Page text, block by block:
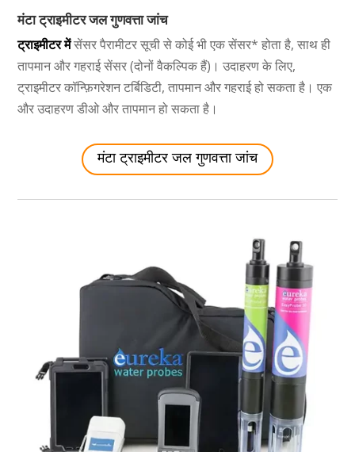
मंटा ट्राइमीटर जल गुणवत्ता जांच
ट्राइमीटर मेंसेंसर पैरामीटर सूची से कोई भी एक सेंसर* होता है, साथ ही
तापमान और गहराई सेंसर (दोनों वैकल्पिक हैं)। उदाहरण के लिए,
ट्राइमीटर कॉन्फ़िगरेशन टर्बिडिटी, तापमान और गहराई हो सकता है। एक
और उदाहरण डीओ और तापमान हो सकता है।
मंटा ट्राइमीटर जल गुणवत्ता जांच